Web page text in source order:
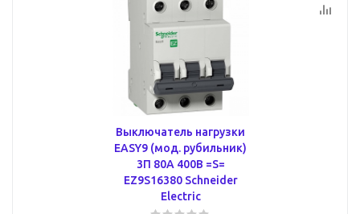
Выключатель нагрузки
EASY9 (мод. рубильник)
3П 80А 400В =S=
EZ9S16380 Schneider
Electric